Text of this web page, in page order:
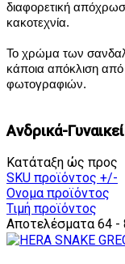
διαφορετική
κακοτεχνία.
Το χρώμα των
κάποια απόκλιση
φωτογραφιών.
Ανδρικά-
Κατάταξη ώς προς
SKU προϊόντος +/-
Ονομα προϊόντος
Τιμή προϊόντος
Αποτελέσματα 64 -